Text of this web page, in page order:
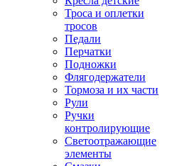
Троса и оплетки
тросов
Педали
Перчатки
Подножки
Флягодержатели
Тормоза и их части
Рули
Ручки
контролирующие
Светоотражающие
элементы